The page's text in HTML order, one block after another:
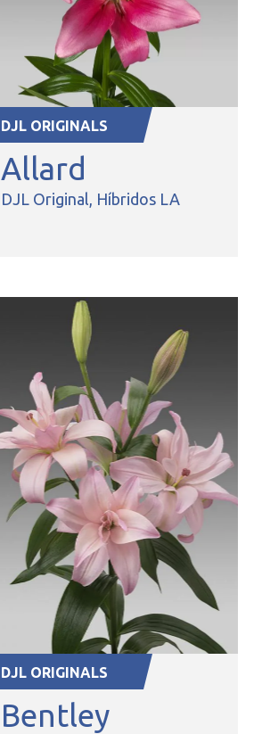
DJL ORIGINALS
Allard
DJL Original Híbridos LA
DJL ORIGINALS
Bentley